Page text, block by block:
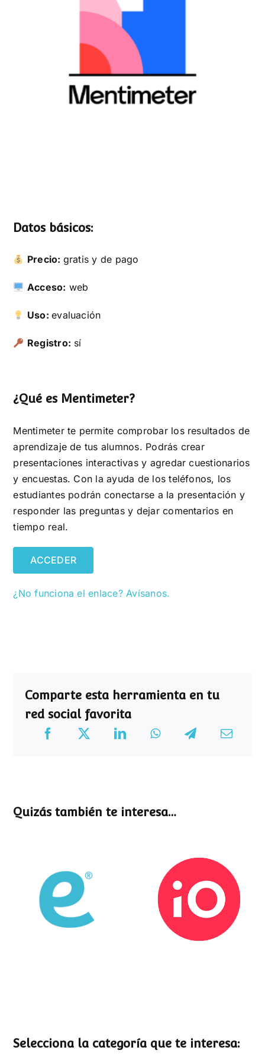
Datos básicos:
Precio: gratis y de pago
Acceso: web
Uso:evaluación
Registro: sí
¿Qué es Mentimeter?
Mentimeter te permite comprobar los resultados de
aprendizaje de tus alumnos. Podrás crear
presentaciones interactivas y agredar cuestionarios
y encuestas. Con la ayuda de los teléfonos, los
estudiantes podrán conectarse a la presentación y
responder las preguntas y dejar comentarios en
tiempo real.
ACCEDER
¿No funciona el enlace? Avísanos.
Comparte esta herramienta en tu
red social favorita
Quizás también te interesa…
Esemtia Stockio
Selecciona la categoría que te interesa: